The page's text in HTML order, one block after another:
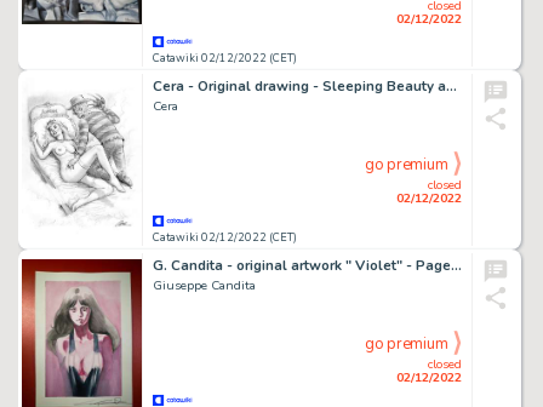
Catawiki 02/12/2022 (CET)
closed
02/12/2022
Cera - Original drawing - Sleeping Beauty and Freddy Krueger - EO
Cera
Catawiki 02/12/2022 (CET)
closed
02/12/2022
go premium
G. Candita - original artwork " Violet" - Page volante - Exemplaire unique (2021)
Giuseppe Candita
closed
02/12/2022
go premium